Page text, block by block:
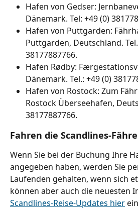
Hafen von Gedser:
Dänemark. Tel: +49 (0)
Hafen von Puttgarden:
Puttgarden, Deutschland.
38177887766.
Hafen Rødby:
Dänemark. Tel.: +49 (0)
Hafen von Rostock: Zum
Rostock Überseehafen,
38177887766.
Fahren die Scandlines-
Wenn Sie bei der Buchung Ihre
angegeben haben, werden Sie
Laufenden gehalten, wenn sich
können aber auch die neuesten
Scandlines-Reise-Updates hier